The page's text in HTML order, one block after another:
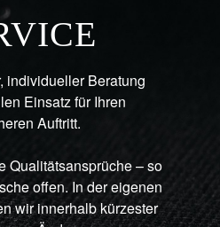
individueller Beratung
Einsatz für Ihren
Auftritt.
Qualitätsansprüche – so
offen. In der eigenen
wir innerhalb kürzester